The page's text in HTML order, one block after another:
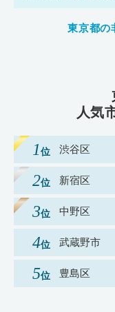
東京都の
人気
渋谷区
新宿区
中野区
武蔵野市
豊島区